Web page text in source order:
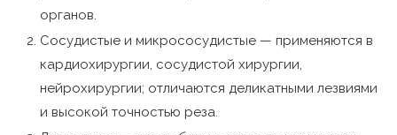
органов.
Сосудистые и микрососудистые — применяются в
кардиохирургии, сосудистой хирургии,
нейрохирургии; отличаются деликатными лезвиями
и высокой точностью реза.